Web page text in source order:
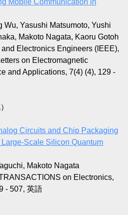
Mobile Communication in
Wu, Yasushi Matsumoto, Yushi
Makoto Nagata, Kaoru Gotoh
and Electronics Engineers (IEEE),
on Electromagnetic
and Applications, 7(4) (4), 129 -
Circuits and Chip Packaging
Scale Silicon Quantum
Makoto Nagata
on Electronics,
- 507, 英語